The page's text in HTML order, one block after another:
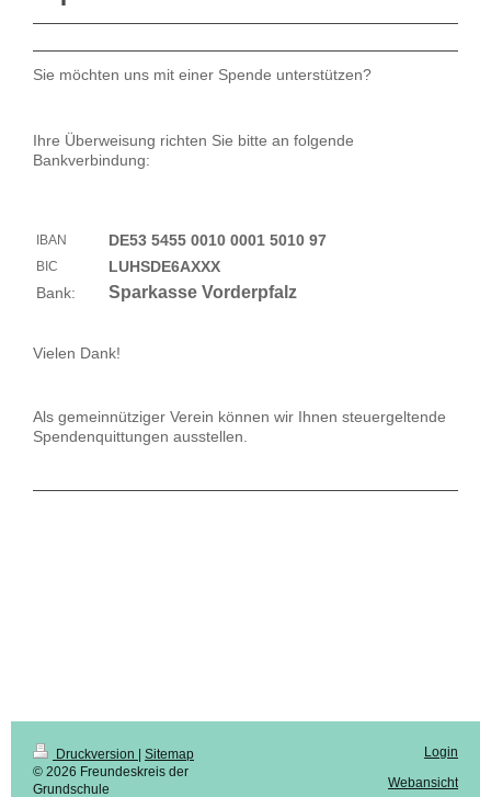
Sie möchten uns mit einer Spende unterstützen?
Ihre Überweisung richten Sie bitte an folgende
Bankverbindung:
IBAN DE53 5455 0010 0001 5010 97
BIC
LUHSDE6AXXX
Bank:
Sparkasse Vorderpfalz
Vielen Dank!
Als gemeinnütziger Verein können wir Ihnen steuergeltende
Spendenquittungen ausstellen.
Druckversion
Sitemap
© 2026 Freundeskreis der
Grundschule
Login
Webansicht